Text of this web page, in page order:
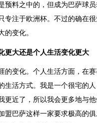
预料之中的，但成为巴萨球员
专注于欧洲杯。不过的确在很
的变化。
更大还是个人生活变化更大
的变化。个人生活方面，在赛
生活方式。我是一个很宅的
更近了，所以我会更多地与
盟巴萨这样一家要求极高的